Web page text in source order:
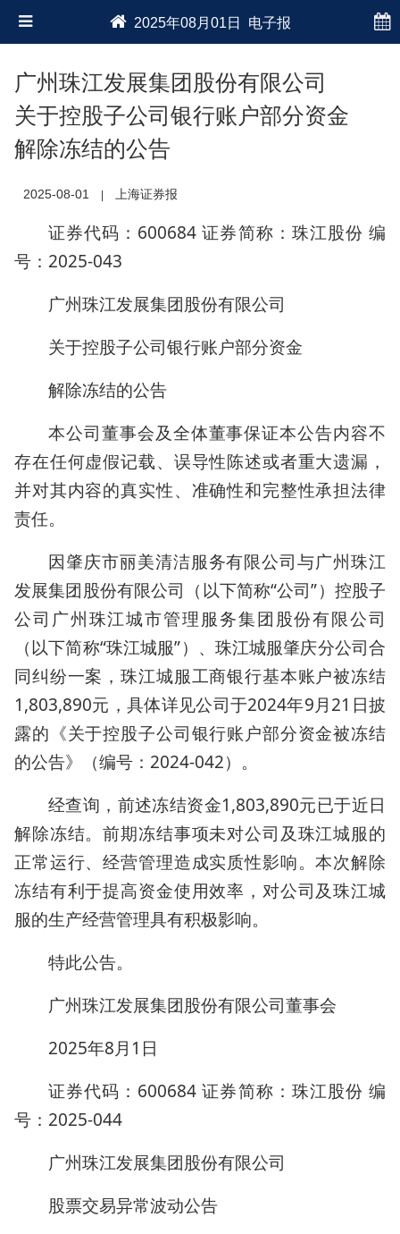
2025年08月01日 电子报
广州珠江发展集团股份有限公司
关于控股子公司银行账户部分资金
解除冻结的公告
2025-08-01 上海证券报
证券代码：600684 证券简称：珠江股份 编
号：2025-043
广州珠江发展集团股份有限公司
关于控股子公司银行账户部分资金
解除冻结的公告
本公司董事会及全体董事保证本公告内容不
存在任何虚假记载、误导性陈述或者重大遗漏，
并对其内容的真实性、准确性和完整性承担法律
责任。
因肇庆市丽美清洁服务有限公司与广州珠江
发展集团股份有限公司（以下简称“公司”）控股子
公司广州珠江城市管理服务集团股份有限公司
（以下简称“珠江城服”）、珠江城服肇庆分公司合
同纠纷一案，珠江城服工商银行基本账户被冻结
1,803,890元，具体详见公司于2024年9月21日披
露的《关于控股子公司银行账户部分资金被冻结
的公告》（编号：2024-042）。
经查询，前述冻结资金1,803,890元已于近日
解除冻结。前期冻结事项未对公司及珠江城服的
正常运行、经营管理造成实质性影响。本次解除
冻结有利于提高资金使用效率，对公司及珠江城
服的生产经营管理具有积极影响。
特此公告。
广州珠江发展集团股份有限公司董事会
2025年8月1日
证券代码：600684 证券简称：珠江股份 编
号：2025-044
广州珠江发展集团股份有限公司
股票交易异常波动公告